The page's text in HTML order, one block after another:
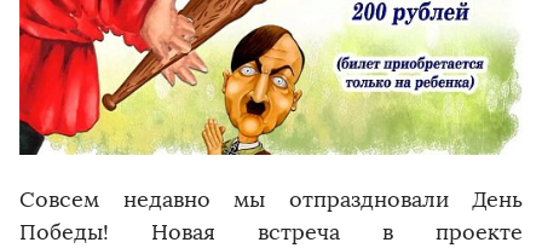
Совсем недавно мы отпраздновали День
Победы! Новая встреча в проекте